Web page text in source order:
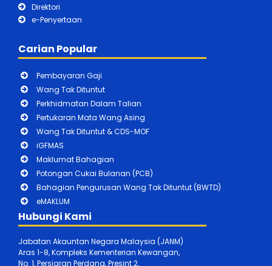
Direktori
e-Penyertaan
Carian Popular
Pembayaran Gaji
Wang Tak Dituntut
Perkhidmatan Dalam Talian
Pertukaran Mata Wang Asing
Wang Tak Dituntut & CDS-MOF
iGFMAS
Maklumat Bahagian
Potongan Cukai Bulanan (PCB)
Bahagian Pengurusan Wang Tak Dituntut (BWTD)
eMAKLUM
Hubungi Kami
Jabatan Akauntan Negara Malaysia (JANM)
Aras 1-8, Kompleks Kementerian Kewangan,
No. 1, Persiaran Perdana, Presint 2,